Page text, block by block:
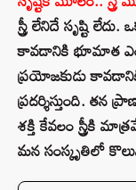
స్త్రీ లేనిదే సృష్టి
కావడానికి భూమాత
ప్రయోజకుడు
ప్రదర్శిస్తుంది. తన
శక్తి కేవలం స్త్రీకి
మన సంస్కృతిలో